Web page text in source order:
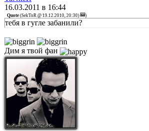
16.03.2011 в 16:44
Quote (SekToR @ 19.12.2010, 20:30) )
тебя в гугле забанили?
Дим я твой фан